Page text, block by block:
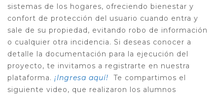
sistemas de los hogares, ofreciendo bienestar y
confort de protección del usuario cuando entra y
sale de su propiedad, evitando robo de información
o cualquier otra incidencia. Si deseas conocer a
detalle la documentación para la ejecución del
proyecto, te invitamos a registrarte en nuestra
plataforma. ¡Ingresa aquí!
Te compartimos el
siguiente video, que realizaron los alumnos